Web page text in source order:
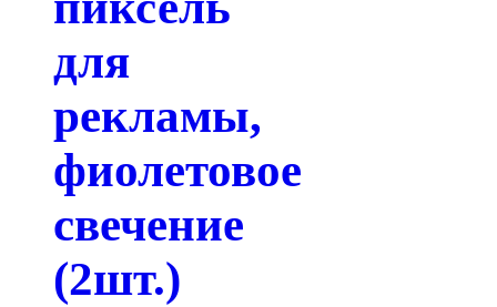
для
рекламы,
фиолетовое
свечение
(2шт.)